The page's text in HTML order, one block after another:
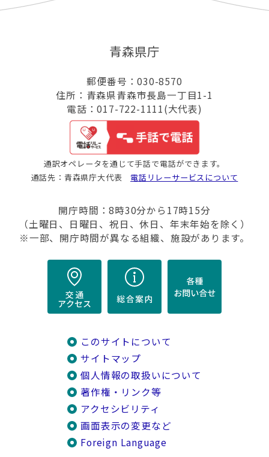
青森県庁
郵便番号：030-8570
住所：青森県青森市長島一丁目1-1
電話：017-722-1111(大代表)
通訳オペレータを通じて手話で電話ができます。
通話先：青森県庁大代表 電話リレーサービスについて
開庁時間：8時30分から17時15分
（土曜日、日曜日、祝日、休日、年末年始を除く）
※一部、開庁時間が異なる組織、施設があります。
このサイトについて
サイトマップ
個人情報の取扱いについて
著作権・リンク等
アクセシビリティ
画面表示の変更など
Foreign Language